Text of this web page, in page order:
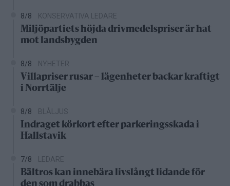
8/8 KONSERVATIVA LEDARE
Miljöpartiets höjda drivmedelspriser är hat
mot landsbygden
8/8 NYHETER
Villapriser rusar – lägenheter backar kraftigt
i Norrtälje
8/8 BLÅLJUS
Indraget körkort efter parkeringsskada i
Hallstavik
7/8 LEDARE
Bältros kan innebära livslångt lidande för
den som drabbas